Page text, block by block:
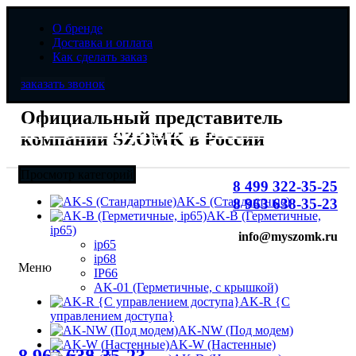
О бренде
Доставка и оплата
Как сделать заказ
заказать звонок
Официальный представитель
компании SZOMK в России
Официальный представитель
компании SZOMK в России
8 499 322-35-25
8 963 638-35-23
info@myszomk.ru
Меню
8 (499) 322-35-25
AK-S (Стандартные)
AK-B (Герметичные,
ip65)
ip65
ip68
IP66
AK-01 (Герметичные, с крышкой)
AK-R {С
управлением доступа}
AK-NW (Под модем)
AK-W (Настенные)
Увеличить